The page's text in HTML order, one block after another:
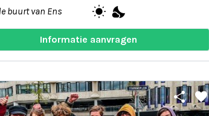
buurt van Ens wb_sunny nights_stay
Informatie aanvragen
share favorite